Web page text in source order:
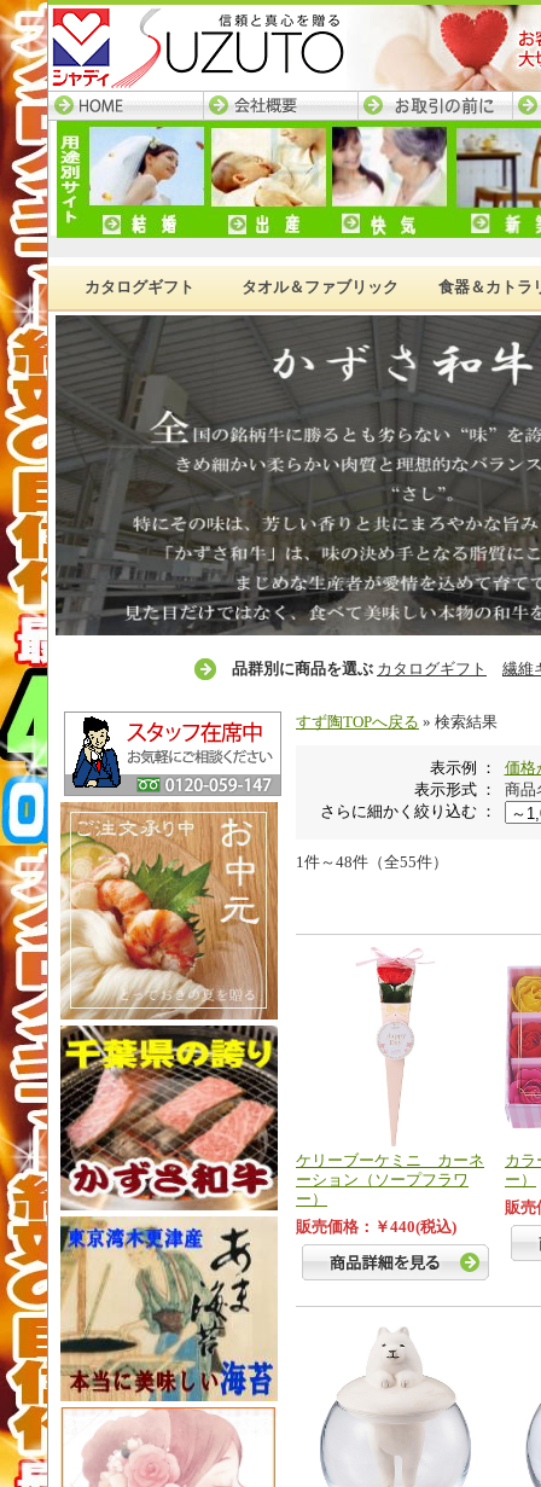
HOME─すず陶トップ
ページ
会社概要 お取引の前に ネ
カタログギフト タオル＆ファブリック 食器＆カトラ
品群別に商品を選ぶ カタログギフト 繊維
すず陶TOPへ戻る » 検索結果
表示例 ：
価格
表示形式 ：
商品
さらに細かく絞り込む ：
1件～48件（全55件）
ケリーブーケミニ カーネ
ーション（ソープフラワ
ー）
販売価格：￥440(税込)
カラ
ー）
販売